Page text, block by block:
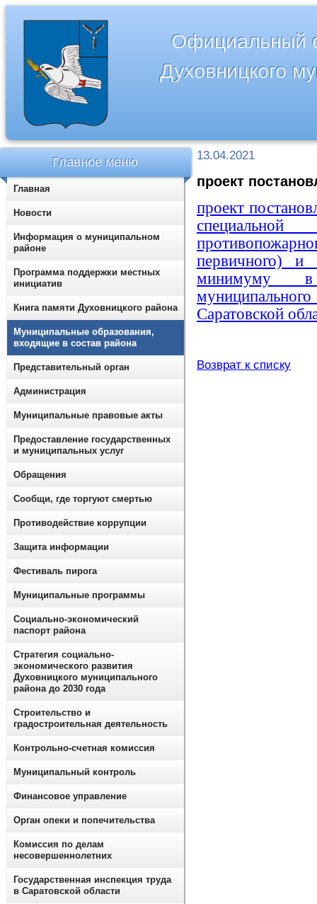
Официальный
Духовницкого
13.04.2021
проект
проект
первичного) и
минимуму в
Саратовской
Возврат к списку
Главное меню
Главная
Новости
Информация о муниципальном
районе
Программа поддержки местных
инициатив
Книга памяти Духовницкого района
Муниципальные образования,
входящие в состав района
Представительный орган
Администрация
Муниципальные правовые акты
Предоставление государственных
и муниципальных услуг
Обращения
Сообщи, где торгуют смертью
Противодействие коррупции
Защита информации
Фестиваль пирога
Муниципальные программы
Социально-экономический
паспорт района
Стратегия социально-
экономического развития
Духовницкого муниципального
района до 2030 года
Строительство и
градостроительная деятельность
Контрольно-счетная комиссия
Муниципальный контроль
Финансовое управление
Орган опеки и попечительства
Комиссия по делам
несовершеннолетних
Государственная инспекция труда
в Саратовской области